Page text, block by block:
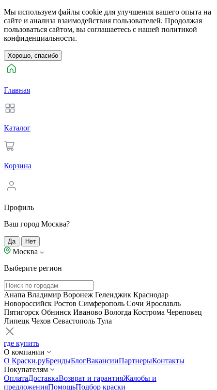
Мы используем файлы cookie для улучшения вашего опыта на
сайте и анализа взаимодействия пользователей. Продолжая
пользоваться сайтом, вы соглашаетесь с нашей политикой
конфиденциальности.
Хорошо, спасибо
Главная
Каталог
Корзина
Профиль
Ваш город Москва?
Да Нет
Москва
Выберите регион
Анапа Владимир Воронеж Геленджик Краснодар
Новороссийск Ростов Симферополь Сочи Ярославль
Пятигорск Обнинск Иваново Вологда Кострома Череповец
Липецк Чехов Севастополь Тула
где купить
О компании
О Краски.руБрендыБлогВакансииПартнерыКонтакты
Покупателям
ОплатаДоставкаВозврат и гарантияЖалобы и
предложенияПомощьПодбор краски